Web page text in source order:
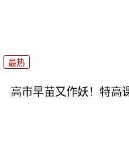
最热
高市早苗又作妖！特高